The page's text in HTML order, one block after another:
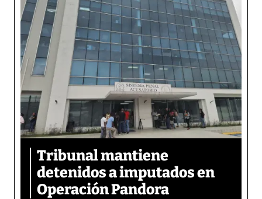
Tribunal mantiene
detenidos a imputados en
Operación Pandora